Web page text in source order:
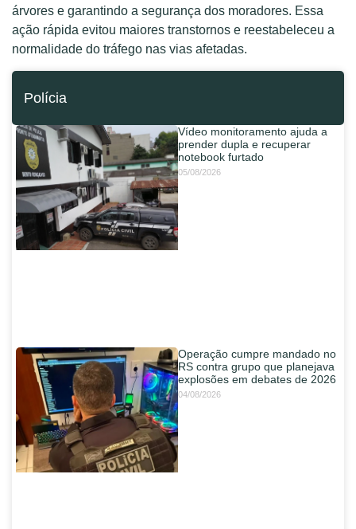
árvores e garantindo a segurança dos moradores. Essa
ação rápida evitou maiores transtornos e reestabeleceu a
normalidade do tráfego nas vias afetadas.
Polícia
Vídeo monitoramento ajuda a
prender dupla e recuperar
notebook furtado
05/08/2026
Operação cumpre mandado no
RS contra grupo que planejava
explosões em debates de 2026
04/08/2026